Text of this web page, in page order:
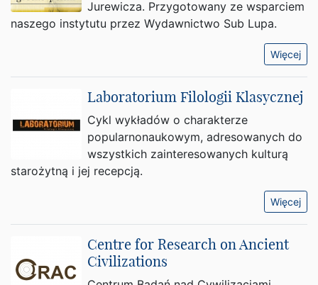
Jurewicza. Przygotowany ze wsparciem
naszego instytutu przez Wydawnictwo Sub Lupa.
Więcej
Laboratorium Filologii Klasycznej
Cykl wykładów o charakterze
popularnonaukowym, adresowanych do
wszystkich zainteresowanych kulturą
starożytną i jej recepcją.
Więcej
Centre for Research on Ancient
Civilizations